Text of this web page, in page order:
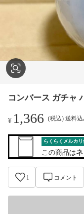
コンバース ガチャ
¥ 1,366 (税込) 送料
らくらくメルカリ
この商品は
1 コメント